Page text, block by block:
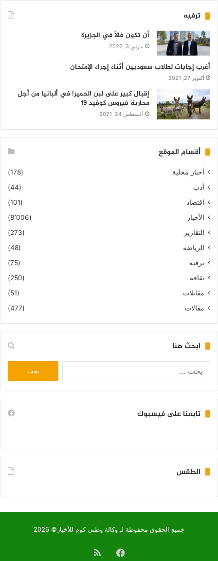
ترفيه
أن تكون فالاً في الجزيرة
مارس 3, 2022
أغرب إجابات لطلاب سعوديين أثناء إجراء الإمتحان
أكتوبر 27, 2021
إقبال كبير على لبن الحمير! في ألبانيا من أجل
محاربة فيروس كوفيد 19
أغسطس 24, 2021
أقسام الموقع
أخبار محلية
(178)
أدب
(44)
اقتصاد
(101)
الأخبار
(8٬006)
التقارير
(273)
الرياضة
(48)
ترقيه
(75)
ثقافة
(250)
مقابلات
(51)
مقالات
(477)
ابحث هنا
تابعنا على فيسبوك
الطقس
جميع الحقوق محفوظة لـ وكالة وطني كوم للأخبار© 2026
فيسبوكملخص